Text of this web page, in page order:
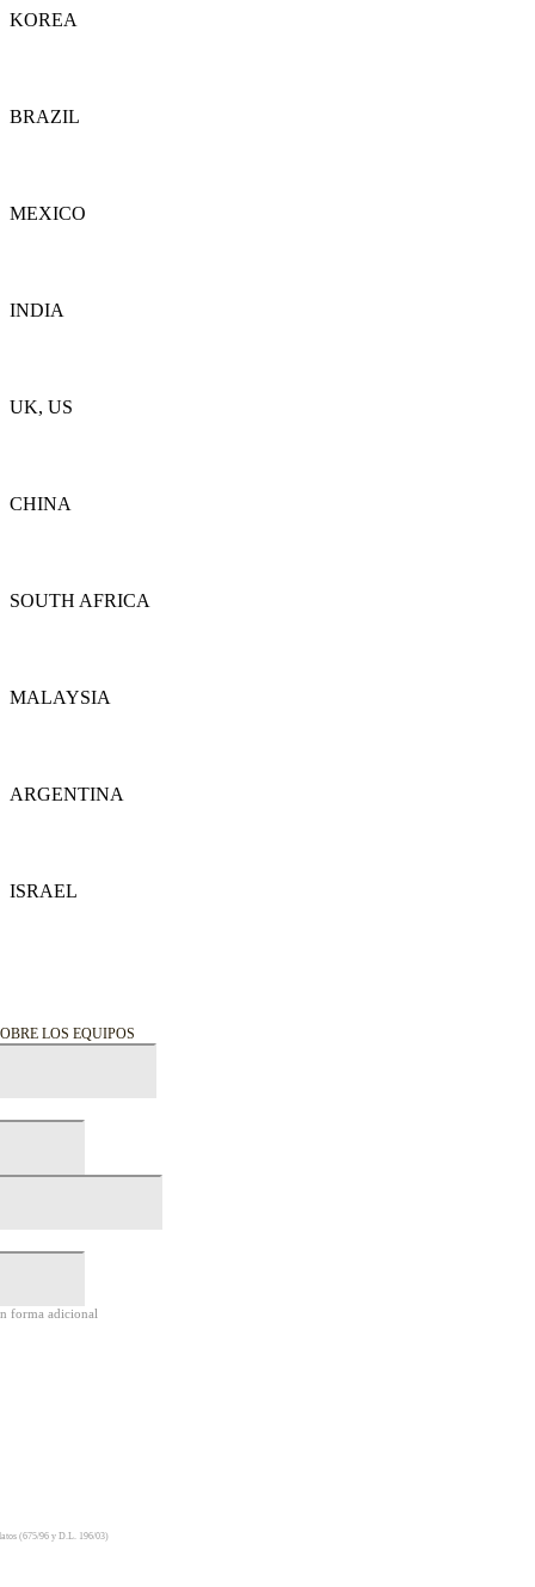
KOREA
BRAZIL
MEXICO
INDIA
UK, US
CHINA
SOUTH AFRICA
MALAYSIA
ARGENTINA
ISRAEL
LOS EQUIPOS
forma adicional
(675/96 y D.L. 196/03)